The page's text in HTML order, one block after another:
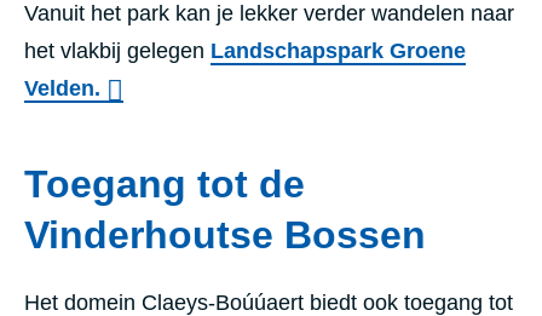
Vanuit het park kan je lekker verder wandelen naar
het vlakbij gelegen Landschapspark Groene
Velden.
Toegang tot de
Vinderhoutse Bossen
Het domein Claeys-Boúúaert biedt ook toegang tot